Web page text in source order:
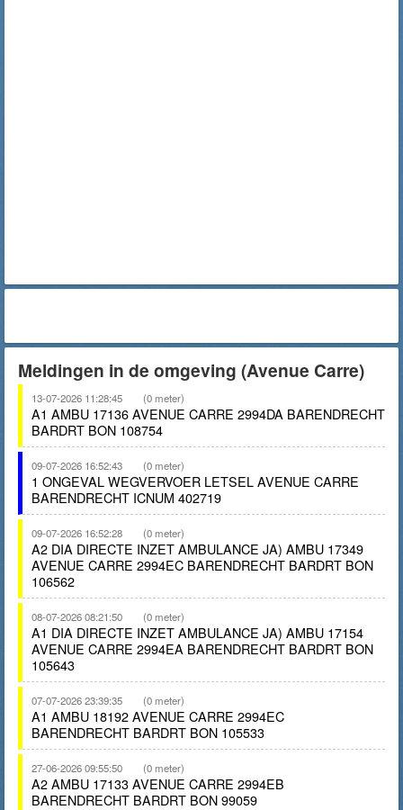
Meldingen in de omgeving (Avenue Carre)
13-07-2026 11:28:45 (0 meter)
A1 AMBU 17136 AVENUE CARRE 2994DA BARENDRECHT
BARDRT BON 108754
09-07-2026 16:52:43 (0 meter)
1 ONGEVAL WEGVERVOER LETSEL AVENUE CARRE
BARENDRECHT ICNUM 402719
09-07-2026 16:52:28 (0 meter)
A2 DIA DIRECTE INZET AMBULANCE JA) AMBU 17349
AVENUE CARRE 2994EC BARENDRECHT BARDRT BON
106562
08-07-2026 08:21:50 (0 meter)
A1 DIA DIRECTE INZET AMBULANCE JA) AMBU 17154
AVENUE CARRE 2994EA BARENDRECHT BARDRT BON
105643
07-07-2026 23:39:35 (0 meter)
A1 AMBU 18192 AVENUE CARRE 2994EC
BARENDRECHT BARDRT BON 105533
27-06-2026 09:55:50 (0 meter)
A2 AMBU 17133 AVENUE CARRE 2994EB
BARENDRECHT BARDRT BON 99059